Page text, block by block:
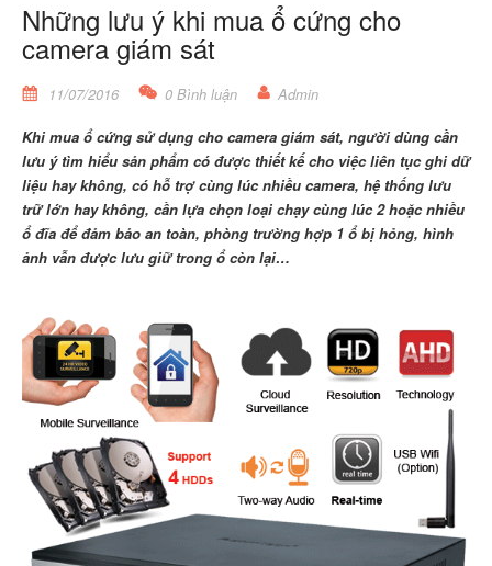
Những lưu ý khi mua ổ cứng cho
camera giám sát
11/07/2016 0 Bình luận Admin
Khi mua ổ cứng sử dụng cho camera giám sát, người dùng cần
lưu ý tìm hiểu sản phẩm có được thiết kế cho việc liên tục ghi dữ
liệu hay không, có hỗ trợ cùng lúc nhiều camera, hệ thống lưu
trữ lớn hay không, cần lựa chọn loại chạy cùng lúc 2 hoặc nhiều
ổ đĩa để đảm bảo an toàn, phòng trường hợp 1 ổ bị hỏng, hình
ảnh vẫn được lưu giữ trong ổ còn lại…